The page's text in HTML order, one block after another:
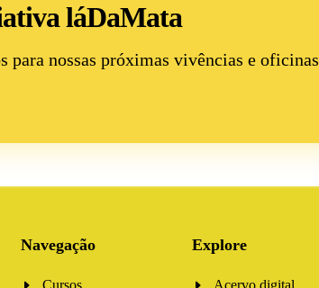
láDaMata
para nossas próximas vivências e oficinas
Navegação Explore